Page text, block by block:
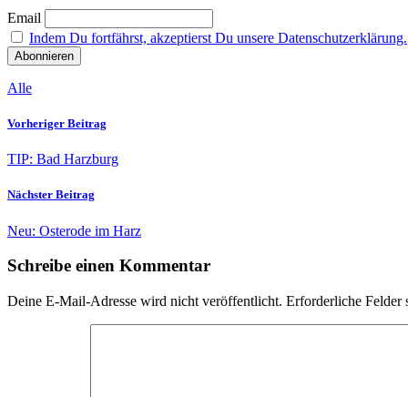
Email
Indem Du fortfährst, akzeptierst Du unsere Datenschutzerklärung.
Alle
Vorheriger Beitrag
TIP: Bad Harzburg
Nächster Beitrag
Neu: Osterode im Harz
Schreibe einen Kommentar
Deine E-Mail-Adresse wird nicht veröffentlicht. Erforderliche Felder